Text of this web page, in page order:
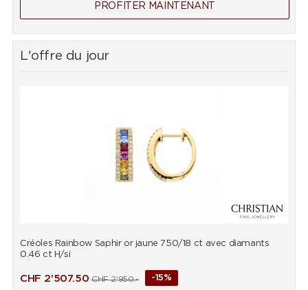
PROFITER MAINTENANT
L'offre du jour
Créoles Rainbow Saphir or jaune 750/18 ct avec diamants
0.46 ct H/si
CHF 2'507.50 CHF2'950.- -15%